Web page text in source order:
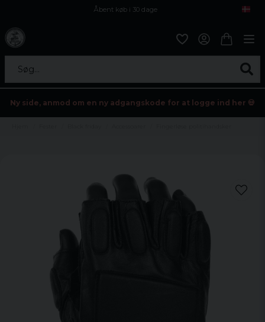
Åbent køb i 30 dage
Søg...
Ny side, anmod om en ny adgangskode for at logge ind her 💀